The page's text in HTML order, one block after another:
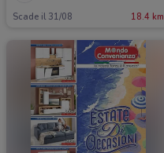
Scade il 31/08 18.4 km